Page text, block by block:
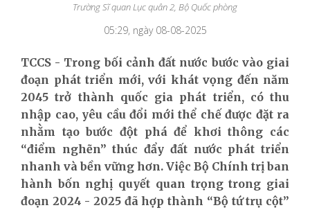
Trường Sĩ quan Lục quân 2, Bộ Quốc phòng
05:29, ngày 08-08-2025
TCCS - Trong bối cảnh đất nước bước vào giai
đoạn phát triển mới, với khát vọng đến năm
2045 trở thành quốc gia phát triển, có thu
nhập cao, yêu cầu đổi mới thể chế được đặt ra
nhằm tạo bước đột phá để khơi thông các
“điểm nghẽn” thúc đẩy đất nước phát triển
nhanh và bền vững hơn. Việc Bộ Chính trị ban
hành bốn nghị quyết quan trọng trong giai
đoạn 2024 - 2025 đã hợp thành “Bộ tứ trụ cột”